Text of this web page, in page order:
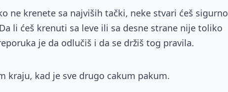
ne krenete sa najviših tački, neke stvari ćeš sigurno
li ćeš krenuti sa leve ili sa desne strane nije toliko
je da odlučiš i da se držiš tog pravila.
kraju, kad je sve drugo cakum pakum.